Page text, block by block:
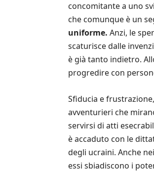
concomitante a uno
che comunque è un
uniforme. Anzi, le
scaturisce dalle
è già tanto indietro.
progredire con
Sfiducia e
avventurieri che
servirsi di atti
è accaduto con le
degli ucraini. Anche
essi sbiadiscono i